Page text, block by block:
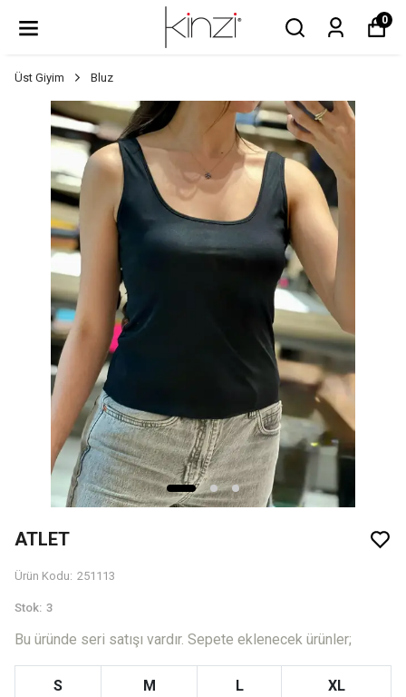
0
Üst Giyim Bluz
ATLET
Ürün Kodu: 251113
Stok: 3
Bu üründe seri satışı vardır. Sepete eklenecek ürünler;
S M L XL